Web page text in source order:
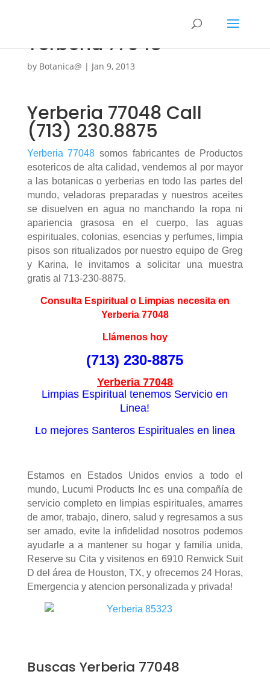
Yerberia 77048
by Botanica@ | Jan 9, 2013
Yerberia 77048 Call
(713) 230.8875
Yerberia 77048 somos fabricantes de Productos
esotericos de alta calidad, vendemos al por mayor
a las botanicas o yerberias en todo las partes del
mundo, veladoras preparadas y nuestros aceites
se disuelven en agua no manchando la ropa ni
apariencia grasosa en el cuerpo, las aguas
espirituales, colonias, esencias y perfumes, limpia
pisos son ritualizados por nuestro equipo de Greg
y Karina, le invitamos a solicitar una muestra
gratis al 713-230-8875.
Consulta Espiritual o Limpias necesita en
Yerberia 77048
Llámenos hoy
(713) 230-8875
Yerberia 77048
Limpias Espiritual tenemos Servicio en
Linea!
Lo mejores Santeros Espirituales en linea
Estamos en Estados Unidos envios a todo el
mundo, Lucumi Products Inc es una compañía de
servicio completo en limpias espirituales, amarres
de amor, trabajo, dinero, salud y regresamos a sus
ser amado, evite la infidelidad nosotros podemos
ayudarle a a mantener su hogar y familia unida,
Reserve su Cita y visitenos en 6910 Renwick Suit
D del área de Houston, TX, y ofrecemos 24 Horas,
Emergencia y atencion personalizada y privada!
Buscas Yerberia 77048